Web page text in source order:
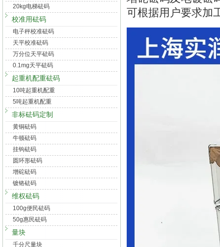
20kg电梯砝码
校准用砝码
电子秤校准砝码
天平校准砝码
万分位天平砝码
0.1mg天平砝码
起重机配重砝码
10吨起重机配重
5吨起重机配重
非标砝码定制
黄铜砝码
牛顿砝码
挂钩砝码
圆环形砝码
增砣砝码
镀铬砝码
维权砝码
100g便民砝码
50g惠民砝码
量块
千分尺量块
可根据用户要求加